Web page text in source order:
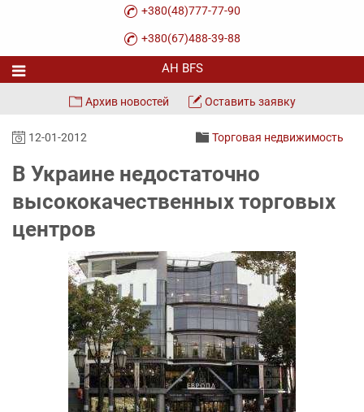
+380(48)777-77-90
+380(67)488-39-88
Архив новостей Оставить заявку
12-01-2012 Торговая недвижимость
В Украине недостаточно
высококачественных торговых
центров